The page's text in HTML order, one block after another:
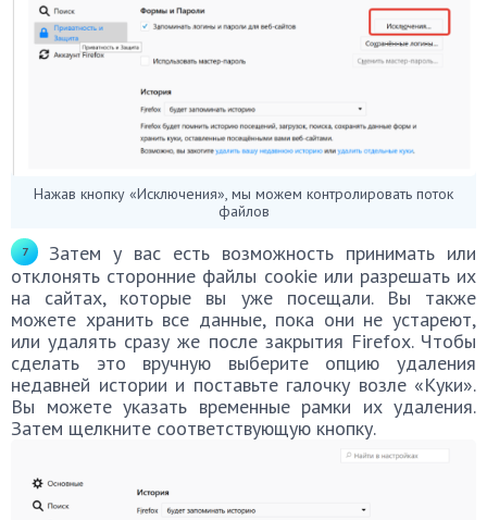
Нажав кнопку «Исключения», мы можем контролировать поток
файлов
Затем у вас есть возможность принимать или
отклонять сторонние файлы cookie или разрешать их
на сайтах, которые вы уже посещали. Вы также
можете хранить все данные, пока они не устареют,
или удалять сразу же после закрытия Firefox. Чтобы
сделать это вручную выберите опцию удаления
недавней истории и поставьте галочку возле «Куки».
Вы можете указать временные рамки их удаления.
Затем щелкните соответствующую кнопку.